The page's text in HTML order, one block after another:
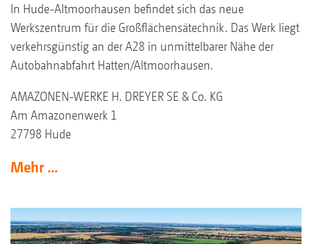
In Hude-Altmoorhausen befindet sich das neue
Werkszentrum für die Großflächensätechnik. Das Werk liegt
verkehrsgünstig an der A28 in unmittelbarer Nähe der
Autobahnabfahrt Hatten/Altmoorhausen.
AMAZONEN-WERKE H. DREYER SE & Co. KG
Am Amazonenwerk 1
27798 Hude
Mehr ...